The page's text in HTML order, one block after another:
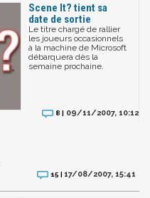
Scene It? tient sa
date de sortie
Le titre chargé de rallier
les joueurs occasionnels
à la machine de Microsoft
débarquera dès la
semaine prochaine.
8 | 09/11/2007, 10:12
15 |17/08/2007, 15:41